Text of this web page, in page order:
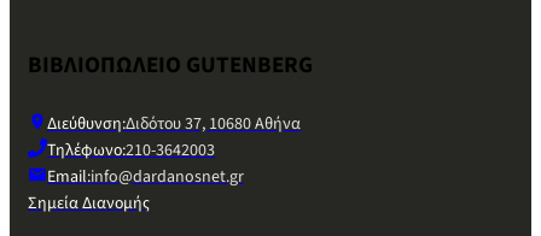
ΒΙΒΛΙΟΠΩΛΕΙΟ GUTENBERG
Διεύθυνση:Διδότου 37, 10680 Αθήνα
Τηλέφωνο:210-3642003
Email:info@dardanosnet.gr
Σημεία Διανομής